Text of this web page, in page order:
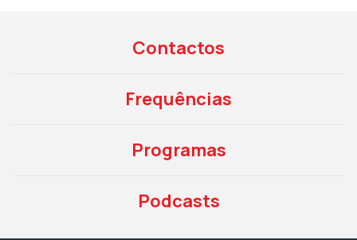
Contactos
Frequências
Programas
Podcasts